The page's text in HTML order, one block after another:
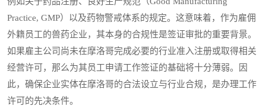
Practice, GMP）以及药物警戒体系的规定。这意味着，作为雇佣
外籍员工的兽药企业，其本身的合规性是签证审批的重要背景。
如果雇主公司尚未在摩洛哥完成必要的行业准入注册或取得相关
经营许可，那么为其员工申请工作签证的基础将十分薄弱。因
此，确保企业实体在摩洛哥的合法设立与行业合规，是办理工作
许可的先决条件。